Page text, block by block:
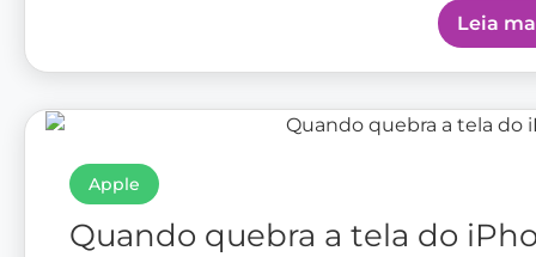
Leia
Apple
Quando quebra a tela do